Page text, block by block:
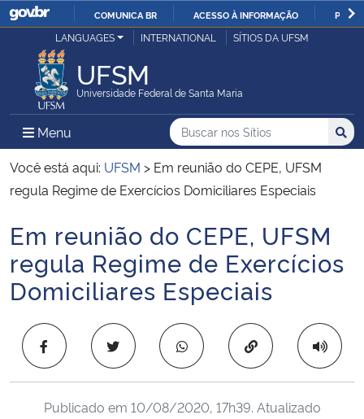
IR
COMUNICA BR ACESSO À INFORMAÇÃO
Ministério da Justiça e Segurança Pública
Ministério da Defesa
Ministério das Relações Exteriores
Ministério da Infraestrutura
Ministério da Agricultura, Pecuária e Abastecimento
Ministério da Educação
LANGUAGES INTERNATIONAL SÍTIOS DA UFSM
UFSM
Universidade Federal de Santa Maria
Menu Menu Principal do Sítio
Busca
Buscar no nos Sítios
Busca:
Você está aqui: UFSM > Em reunião do CEPE, UFSM
regula Regime de Exercícios Domiciliares Especiais
Início do conteúdo
Em reunião do CEPE, UFSM
regula Regime de Exercícios
Domiciliares Especiais
Copiar para área
Publicado em 10/08/2020, 17h39. Atualizado